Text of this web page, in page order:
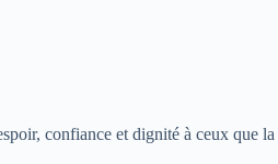
confiance et dignité à ceux que la